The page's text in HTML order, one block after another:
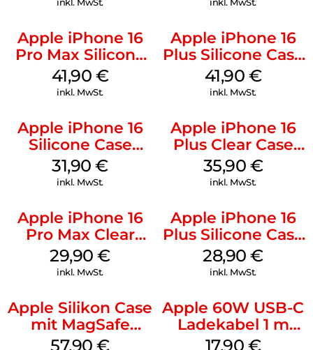
inkl. MwSt. inkl. MwSt.
Apple iPhone 16
Pro Max Silicone
Case MagSafe
Ultramarine
41,90 €
inkl. MwSt.
Apple iPhone 16
Plus Silicone Case
MagSafe Stone
Gray
41,90 €
inkl. MwSt.
Apple iPhone 16
Silicone Case
MagSafe Fuchsia
31,90€
inkl. MwSt.
Apple iPhone 16
Plus Clear Case
MagSafe
Transparent
35,90 €
inkl. MwSt.
Apple iPhone 16
Pro Max Clear
Case MagSafe
Transparent
29,90€
inkl. MwSt.
Apple iPhone 16
Plus Silicone Case
MagSafe Black
28,90€
inkl. MwSt.
Apple Silikon Case
mit MagSafe
iPhone 14 Pro
57,90€
Apple 60W USB-C
Ladekabel 1 m
Weiß
17,90 €